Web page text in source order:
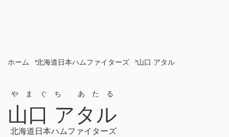
ホーム 北海道日本ハムファイターズ 山口 アタル
山口 アタル
やまぐち あたる
北海道日本ハムファイターズ